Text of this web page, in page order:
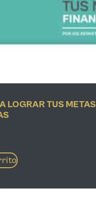
LOGRAR TUS METAS